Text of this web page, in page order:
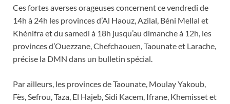
Ces fortes averses orageuses concernent ce vendredi de
14h à 24h les provinces d’Al Haouz, Azilal, Béni Mellal et
Khénifra et du samedi à 18h jusqu’au dimanche à 12h, les
provinces d’Ouezzane, Chefchaouen, Taounate et Larache,
précise la DMN dans un bulletin spécial.
Par ailleurs, les provinces de Taounate, Moulay Yakoub,
Fès, Sefrou, Taza, El Hajeb, Sidi Kacem, Ifrane, Khemisset et